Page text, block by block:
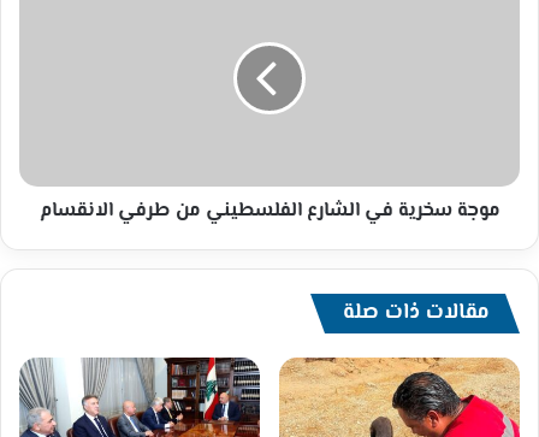
موجة سخرية في الشارع الفلسطيني من طرفي الانقسام
مقالات ذات صلة